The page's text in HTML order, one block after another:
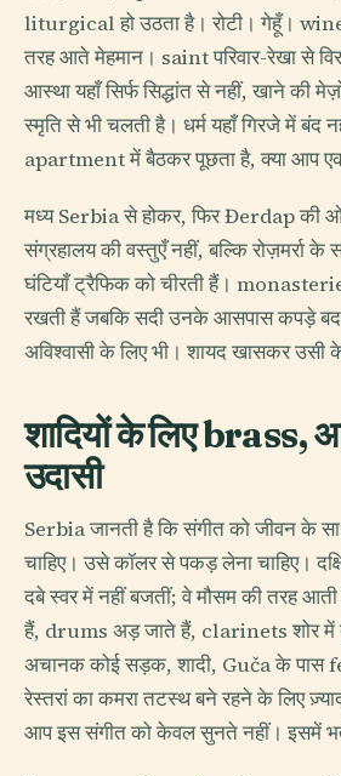
liturgical हो उठता है। रोटी। गेहूँ।
तरह आते मेहमान। saint परिवार-रेखा से
आस्था यहाँ सिर्फ सिद्धांत से नहीं, खाने की
स्मृति से भी चलती है। धर्म यहाँ गिरजे में बंद
apartment में बैठकर पूछता है, क्या आप
मध्य Serbia से होकर, फिर Đerdap की
संग्रहालय की वस्तुएँ नहीं, बल्कि रोज़मर्रा
घंटियाँ ट्रैफिक को चीरती हैं।
रखती हैं जबकि सदी उनके आसपास कपड़े
अविश्वासी के लिए भी। शायद खासकर उसी
शादियों के लिए brass,
उदासी
Serbia जानती है कि संगीत को जीवन के
चाहिए। उसे कॉलर से पकड़ लेना चाहिए।
दबे स्वर में नहीं बजतीं; वे मौसम की तरह
हैं, drums अड़ जाते हैं, clarinets शोर में
अचानक कोई सड़क, शादी, Guča के पास
रेस्तरां का कमरा तटस्थ बने रहने के लिए
आप इस संगीत को केवल सुनते नहीं। इसमें